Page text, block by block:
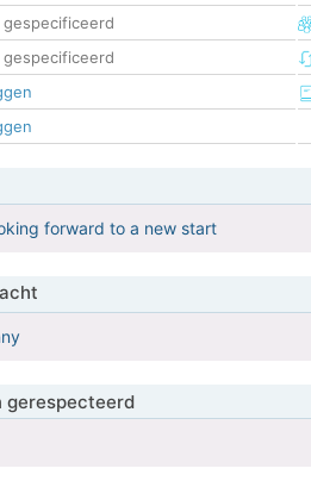
gespecificeerd
gespecificeerd
forward to a new start
gerespecteerd